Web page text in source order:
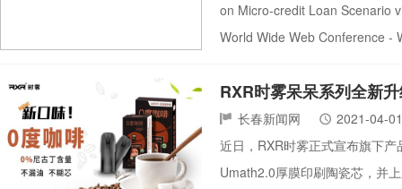
on Micro-credit Loan Scenario
World Wide Web Conference -
RXR时雾呆呆系列全新
长春新闻网
2021-04-01
近日，RXR时雾正式宣布旗下
Umath2.0厚膜印刷陶瓷芯，并